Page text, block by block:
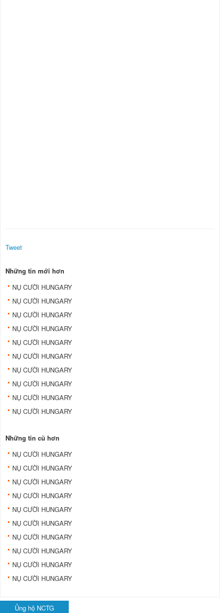
Tweet
Những tin mới hơn
NỤ CƯỜI HUNGARY
NỤ CƯỜI HUNGARY
NỤ CƯỜI HUNGARY
NỤ CƯỜI HUNGARY
NỤ CƯỜI HUNGARY
NỤ CƯỜI HUNGARY
NỤ CƯỜI HUNGARY
NỤ CƯỜI HUNGARY
NỤ CƯỜI HUNGARY
NỤ CƯỜI HUNGARY
Những tin cũ hơn
NỤ CƯỜI HUNGARY
NỤ CƯỜI HUNGARY
NỤ CƯỜI HUNGARY
NỤ CƯỜI HUNGARY
NỤ CƯỜI HUNGARY
NỤ CƯỜI HUNGARY
NỤ CƯỜI HUNGARY
NỤ CƯỜI HUNGARY
NỤ CƯỜI HUNGARY
NỤ CƯỜI HUNGARY
Ủng hộ NCTG